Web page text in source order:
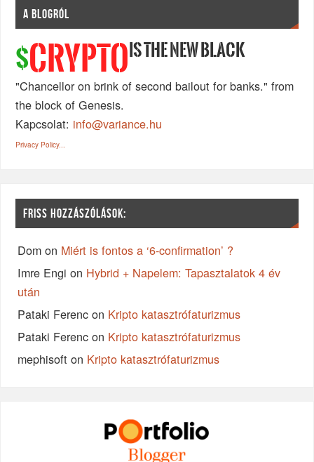
A BLOGRÓL
$CRYPTO IS THE NEW BLACK
"Chancellor on brink of second bailout for banks." from
the block of Genesis.
Kapcsolat: info@variance.hu
Privacy Policy...
FRISS HOZZÁSZÓLÁSOK:
Dom on Miért is fontos a ‘6-confirmation’ ?
Imre Engi on Hybrid + Napelem: Tapasztalatok 4 év
után
Pataki Ferenc on Kripto katasztrófaturizmus
Pataki Ferenc on Kripto katasztrófaturizmus
mephisoft on Kripto katasztrófaturizmus